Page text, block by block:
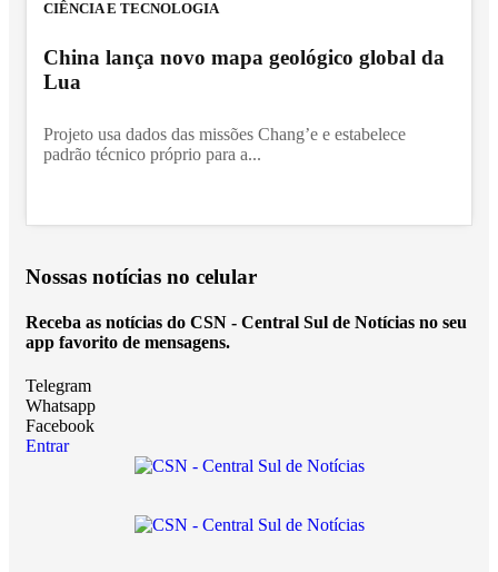
CIÊNCIA E TECNOLOGIA
China lança novo mapa geológico global da
Lua
Projeto usa dados das missões Chang’e e estabelece
padrão técnico próprio para a...
Nossas notícias no celular
Receba as notícias do CSN - Central Sul de Notícias no seu
app favorito de mensagens.
Telegram
Whatsapp
Facebook
Entrar